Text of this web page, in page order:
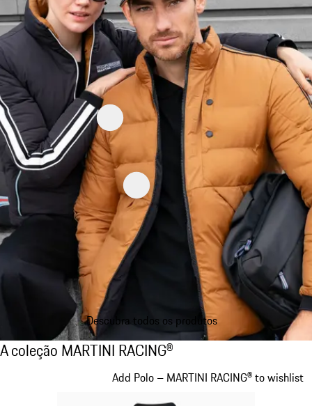
Descubra todos os produtos
A coleção MARTINI RACING®
A coleção MARTINI RACING®
Add Polo – MARTINI RACING® to wishlist